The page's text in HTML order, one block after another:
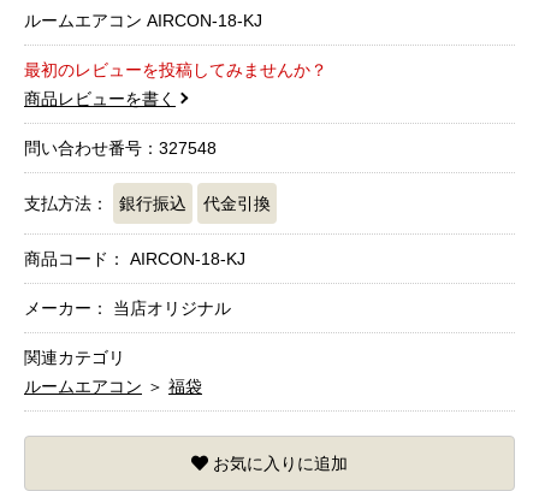
ルームエアコン AIRCON-18-KJ
最初のレビューを投稿してみませんか？
商品レビューを書く
問い合わせ番号：327548
支払方法： 銀行振込 代金引換
商品コード： AIRCON-18-KJ
メーカー： 当店オリジナル
関連カテゴリ
ルームエアコン ＞ 福袋
お気に入りに追加